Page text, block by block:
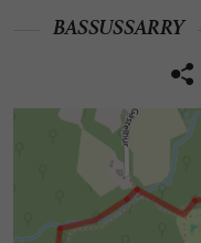
BASSUSSARRY